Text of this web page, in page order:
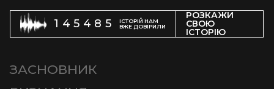
145485
ІСТОРІЙ НАМ
ВЖЕ ДОВІРИЛИ
РОЗКАЖИ
СВОЮ
ІСТОРІЮ
ЗАСНОВНИК